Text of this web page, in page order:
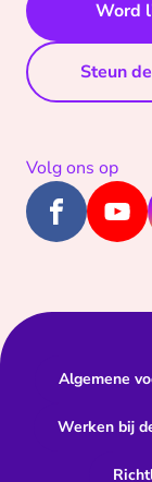
Word
Steun
Volg ons op
Algemene
Werken bij